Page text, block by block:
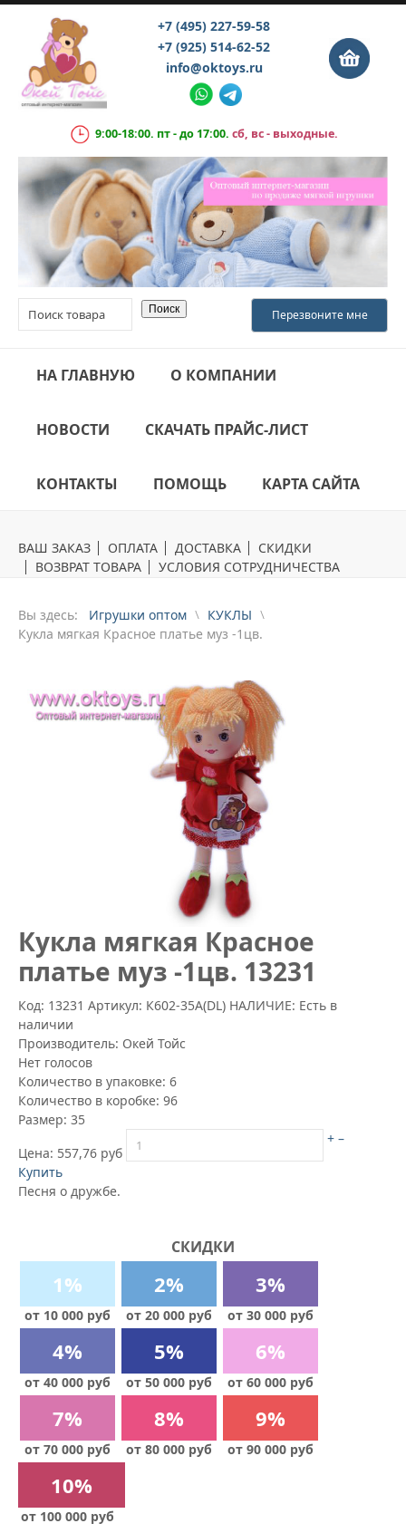
+7 (495) 227-59-58
+7 (925) 514-62-52
info@oktoys.ru
9:00-18:00. пт - до 17:00. сб, вс - выходные.
НА ГЛАВНУЮ О КОМПАНИИ
НОВОСТИ СКАЧАТЬ ПРАЙС-ЛИСТ
КОНТАКТЫ ПОМОЩЬ КАРТА САЙТА
ВАШ ЗАКАЗ ОПЛАТА ДОСТАВКА
СКИДКИ
ВОЗВРАТ ТОВАРА
УСЛОВИЯ СОТРУДНИЧЕСТВА
Вы здесь: Игрушки оптом
КУКЛЫ
Кукла мягкая Красное платье муз -1цв.
Кукла мягкая Красное
платье муз -1цв. 13231
Код: 13231 Артикул: К602-35А(DL) НАЛИЧИЕ: Есть в
наличии
Производитель: Окей Тойс
Нет голосов
Количество в упаковке: 6
Количество в коробке: 96
Размер: 35
Цена: 557,76 руб
+ –
Купить
Песня о дружбе.
СКИДКИ
1%
от 10 000 руб
2%
от 20 000 руб
3%
от 30 000 руб
4%
от 40 000 руб
5%
от 50 000 руб
6%
от 60 000 руб
7%
от 70 000 руб
8%
от 80 000 руб
9%
от 90 000 руб
10%
от 100 000 руб